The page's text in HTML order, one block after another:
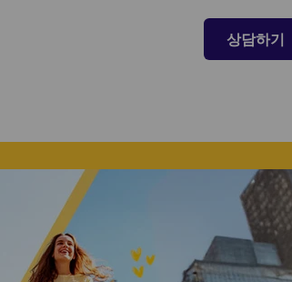
상담하기